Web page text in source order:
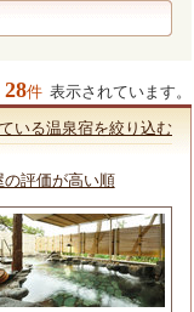
28件 表示されています。
いる温泉宿を絞り込む
の評価が高い順